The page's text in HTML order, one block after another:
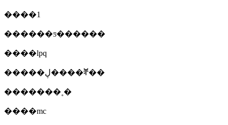
����1
������ƽ������
����lpq
�����ڸ����ⶨ��
�������˳�
����mc